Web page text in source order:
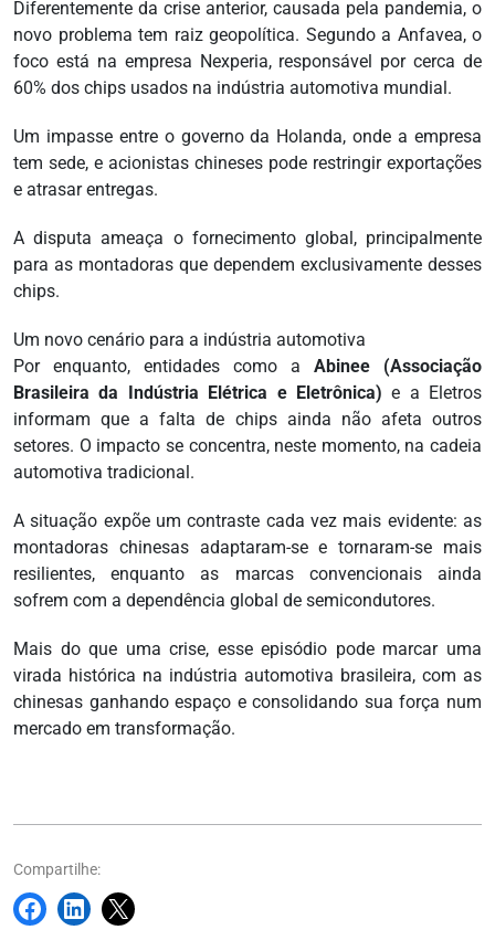
Diferentemente da crise anterior, causada pela pandemia, o
novo problema tem raiz geopolítica. Segundo a Anfavea, o
foco está na empresa Nexperia, responsável por cerca de
60% dos chips usados na indústria automotiva mundial.
Um impasse entre o governo da Holanda, onde a empresa
tem sede, e acionistas chineses pode restringir exportações
e atrasar entregas.
A disputa ameaça o fornecimento global, principalmente
para as montadoras que dependem exclusivamente desses
chips.
Um novo cenário para a indústria automotiva
Por enquanto, entidades como a Abinee (Associação
Brasileira da Indústria Elétrica e Eletrônica) e a Eletros
informam que a falta de chips ainda não afeta outros
setores. O impacto se concentra, neste momento, na cadeia
automotiva tradicional.
A situação expõe um contraste cada vez mais evidente: as
montadoras chinesas adaptaram-se e tornaram-se mais
resilientes, enquanto as marcas convencionais ainda
sofrem com a dependência global de semicondutores.
Mais do que uma crise, esse episódio pode marcar uma
virada histórica na indústria automotiva brasileira, com as
chinesas ganhando espaço e consolidando sua força num
mercado em transformação.
Compartilhe: